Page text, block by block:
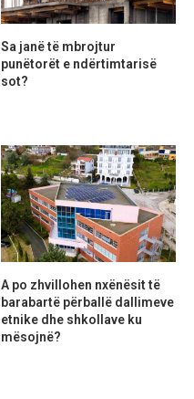
Sa janë të mbrojtur
punëtorët e ndërtimtarisë
sot?
A po zhvillohen nxënësit të
barabartë përballë dallimeve
etnike dhe shkollave ku
mësojnë?